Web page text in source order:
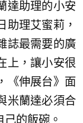
達助理的小安
助理艾蜜莉，
誌最需要的廣
上，讓小安很
《伸展台》面
米蘭達必須合
的飯碗。